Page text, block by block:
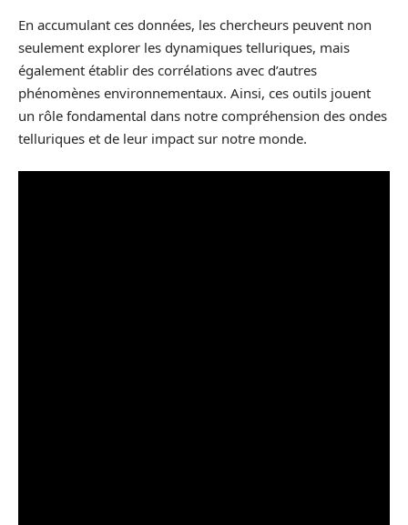
En accumulant ces données, les chercheurs peuvent non
seulement explorer les dynamiques telluriques, mais
également établir des corrélations avec d’autres
phénomènes environnementaux. Ainsi, ces outils jouent
un rôle fondamental dans notre compréhension des ondes
telluriques et de leur impact sur notre monde.